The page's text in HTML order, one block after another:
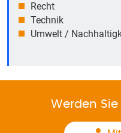
Recht
Technik
Umwelt /
Werden